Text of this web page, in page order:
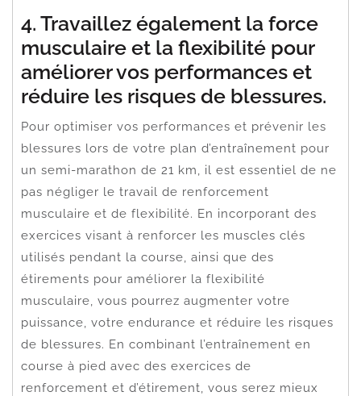
4. Travaillez également la force
musculaire et la flexibilité pour
améliorer vos performances et
réduire les risques de blessures.
Pour optimiser vos performances et prévenir les
blessures lors de votre plan d’entraînement pour
un semi-marathon de 21 km, il est essentiel de ne
pas négliger le travail de renforcement
musculaire et de flexibilité. En incorporant des
exercices visant à renforcer les muscles clés
utilisés pendant la course, ainsi que des
étirements pour améliorer la flexibilité
musculaire, vous pourrez augmenter votre
puissance, votre endurance et réduire les risques
de blessures. En combinant l’entraînement en
course à pied avec des exercices de
renforcement et d’étirement, vous serez mieux